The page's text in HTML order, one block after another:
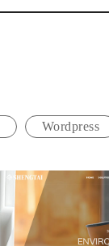
Wordpress